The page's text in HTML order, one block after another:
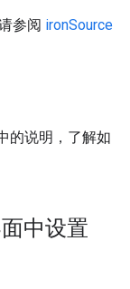
参阅 ironSource
的说明，了解如
中设置